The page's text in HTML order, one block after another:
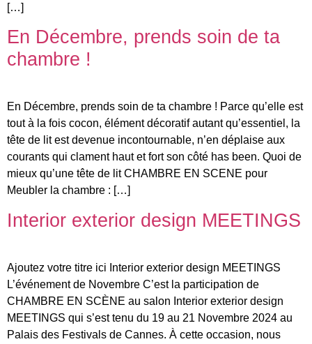
[…]
En Décembre, prends soin de ta
chambre !
En Décembre, prends soin de ta chambre ! Parce qu’elle est
tout à la fois cocon, élément décoratif autant qu’essentiel, la
tête de lit est devenue incontournable, n’en déplaise aux
courants qui clament haut et fort son côté has been. Quoi de
mieux qu’une tête de lit CHAMBRE EN SCENE pour
Meubler la chambre : […]
Interior exterior design MEETINGS
Ajoutez votre titre ici Interior exterior design MEETINGS
L’événement de Novembre C’est la participation de
CHAMBRE EN SCÈNE au salon Interior exterior design
MEETINGS qui s’est tenu du 19 au 21 Novembre 2024 au
Palais des Festivals de Cannes. À cette occasion, nous